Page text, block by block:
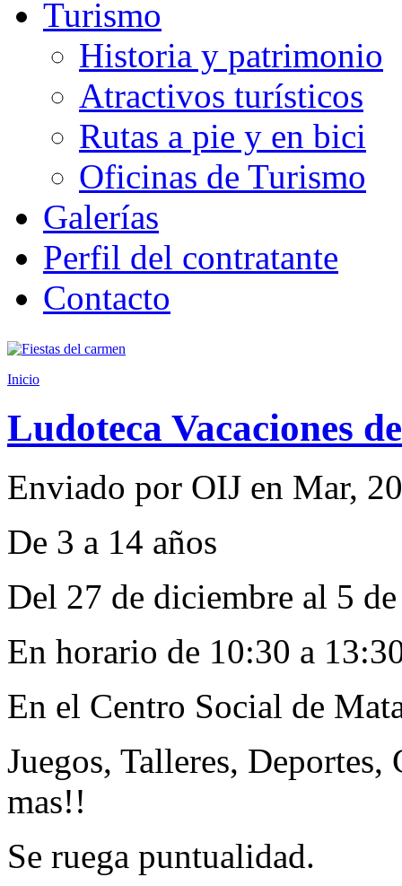
Turismo
Historia y patrimonio
Atractivos turísticos
Rutas a pie y en bici
Oficinas de Turismo
Galerías
Perfil del contratante
Contacto
Inicio
Ludoteca Vacaciones
Enviado por OIJ en Mar,
De 3 a 14 años
Del 27 de diciembre al 5
En horario de 10:30 a
En el Centro Social de
Juegos, Talleres, Deportes,
mas!!
Se ruega puntualidad.